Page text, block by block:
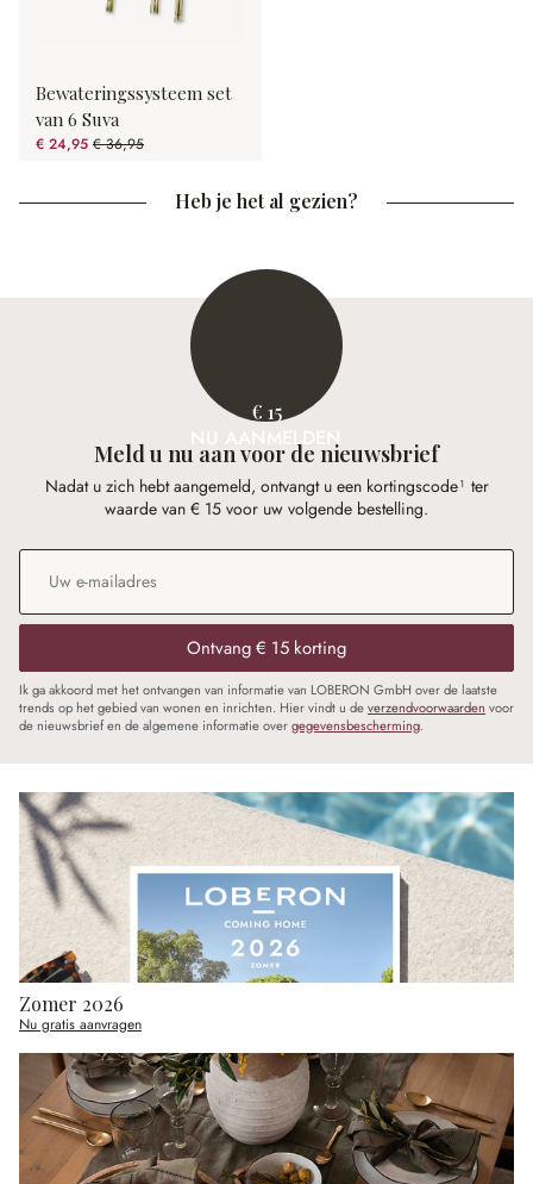
Bewateringssysteem set
van 6 Suva
€ 24,95 € 36,95
(32.48% gespart)
Heb je het al gezien?
€ 15
NU AANMELDEN
Meld u nu aan voor de nieuwsbrief
Nadat u zich hebt aangemeld, ontvangt u een kortingscode¹ ter
waarde van € 15 voor uw volgende bestelling.
E-mailadres
Ontvang € 15 korting
Ik ga akkoord met het ontvangen van informatie van LOBERON GmbH over de laatste
trends op het gebied van wonen en inrichten. Hier vindt u deverzendvoorwaarden voor
de nieuwsbrief en de algemene informatie overgegevensbescherming.
Zomer 2026
Nu gratis aanvragen